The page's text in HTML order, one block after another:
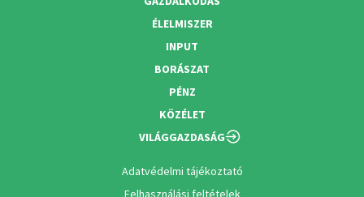
ÉLELMISZER
INPUT
BORÁSZAT
PÉNZ
KÖZÉLET
VILÁGGAZDASÁG
Adatvédelmi tájékoztató
Felhasználási feltételek